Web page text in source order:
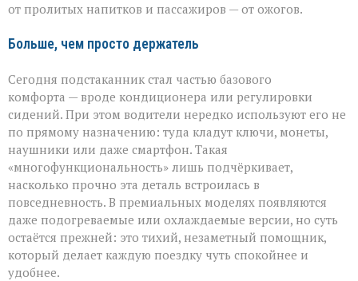
от пролитых напитков и пассажиров — от ожогов.
Больше, чем просто держатель
Сегодня подстаканник стал частью базового
комфорта — вроде кондиционера или регулировки
сидений. При этом водители нередко используют его не
по прямому назначению: туда кладут ключи, монеты,
наушники или даже смартфон. Такая
«многофункциональность» лишь подчёркивает,
насколько прочно эта деталь встроилась в
повседневность. В премиальных моделях появляются
даже подогреваемые или охлаждаемые версии, но суть
остаётся прежней: это тихий, незаметный помощник,
который делает каждую поездку чуть спокойнее и
удобнее.